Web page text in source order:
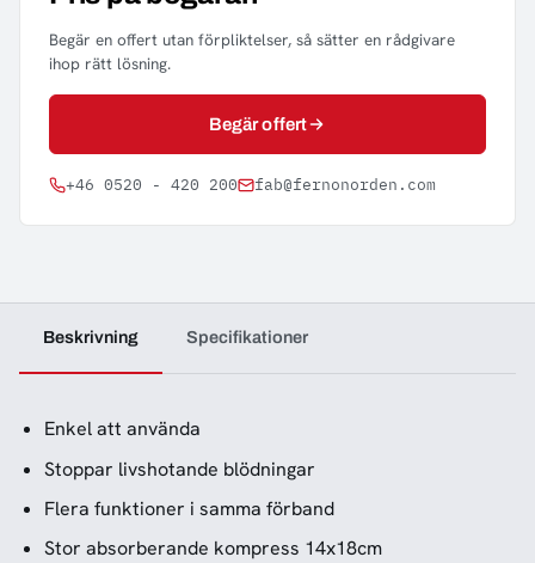
Begär en offert utan förpliktelser, så sätter en rådgivare
ihop rätt lösning.
Begär offert
+46 0520 - 420 200 fab@fernonorden.com
Beskrivning Specifikationer
Enkel att använda
Stoppar livshotande blödningar
Flera funktioner i samma förband
Stor absorberande kompress 14x18cm